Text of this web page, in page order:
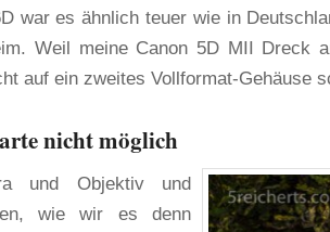
war es ähnlich teuer wie in
Weil meine Canon 5D MII Dreck
auf ein zweites Vollformat-Gehäuse
nicht möglich
und Objektiv und
wie wir es denn